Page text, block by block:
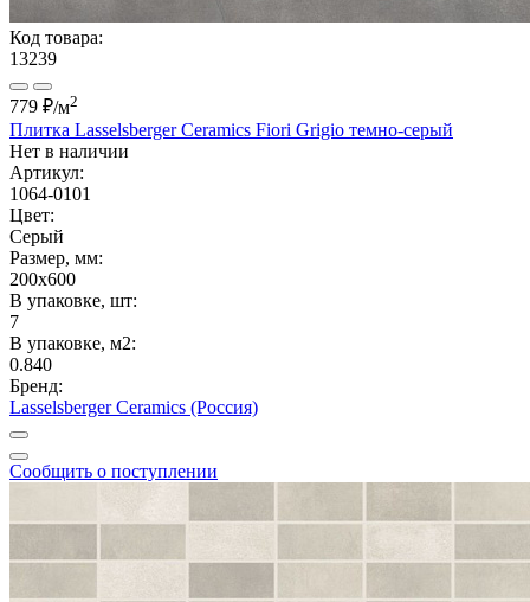
Код товара:
13239
779 ₽/м2
Плитка Lasselsberger Ceramics Fiori Grigio темно-серый
Нет в наличии
Артикул:
1064-0101
Цвет:
Серый
Размер, мм:
200x600
В упаковке, шт:
7
В упаковке, м2:
0.840
Бренд:
Lasselsberger Ceramics (Россия)
Сообщить о поступлении